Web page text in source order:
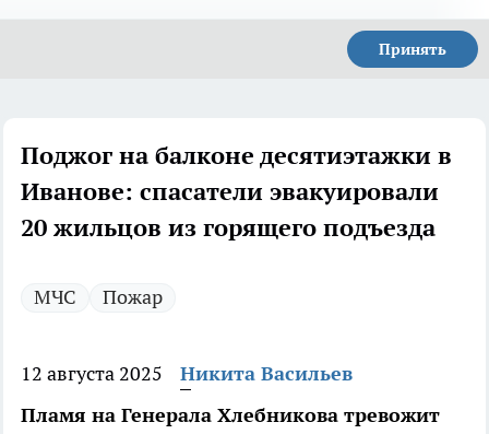
Принять
Поджог на балконе десятиэтажки в
Иванове: спасатели эвакуировали
20 жильцов из горящего подъезда
МЧС Пожар
12 августа 2025
Никита Васильев
Пламя на Генерала Хлебникова тревожит